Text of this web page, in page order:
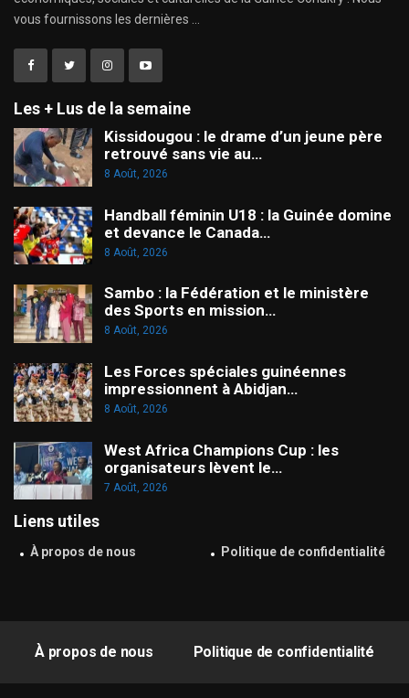
vous fournissons les dernières ...
Les + Lus de la semaine
Kissidougou : le drame d’un jeune père
retrouvé sans vie au…
8 Août, 2026
Handball féminin U18 : la Guinée domine
et devance le Canada…
8 Août, 2026
Sambo : la Fédération et le ministère
des Sports en mission…
8 Août, 2026
Les Forces spéciales guinéennes
impressionnent à Abidjan…
8 Août, 2026
West Africa Champions Cup : les
organisateurs lèvent le…
7 Août, 2026
Liens utiles
À propos de nous Politique de confidentialité
À propos de nous Politique de confidentialité